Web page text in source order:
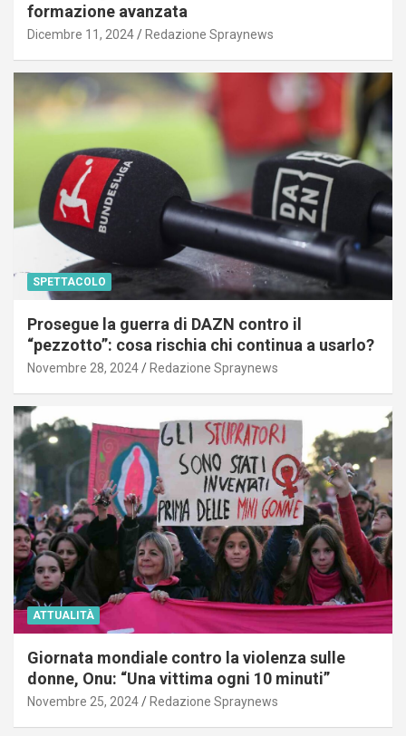
formazione avanzata
Dicembre 11, 2024 Redazione Spraynews
SPETTACOLO
Prosegue la guerra di DAZN contro il
“pezzotto”: cosa rischia chi continua a usarlo?
Novembre 28, 2024 Redazione Spraynews
ATTUALITÀ
Giornata mondiale contro la violenza sulle
donne, Onu: “Una vittima ogni 10 minuti”
Novembre 25, 2024 Redazione Spraynews